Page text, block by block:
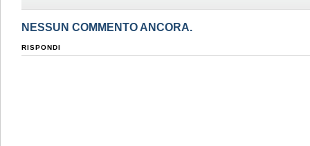
NESSUN COMMENTO ANCORA.
RISPONDI